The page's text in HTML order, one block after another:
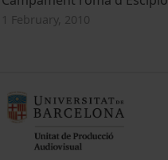
1 February, 2010